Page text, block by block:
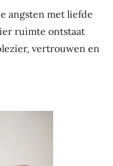
angsten met liefde
ruimte ontstaat
vertrouwen en